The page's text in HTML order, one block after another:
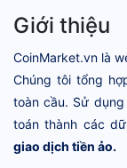
Giới thiệu
CoinMarket.vn là
Chúng tôi tổng
toàn cầu. Sử
toán thành các
giao dịch tiền ảo.